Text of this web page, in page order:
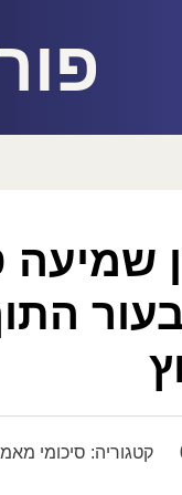
קטגוריה: סיכומי